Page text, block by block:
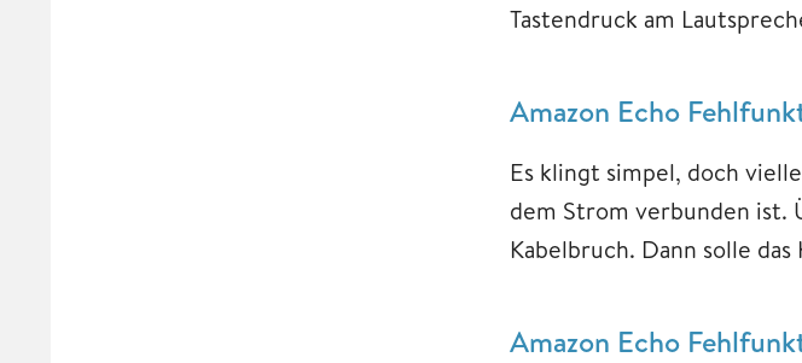
Tastendruck am
Amazon Echo
Es klingt simpel, doch
dem Strom verbunden ist.
Kabelbruch. Dann solle
Amazon Echo